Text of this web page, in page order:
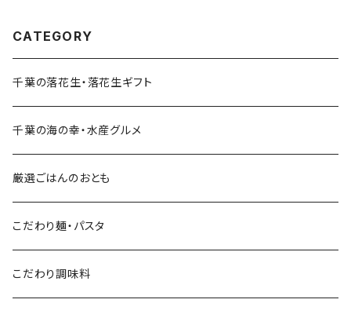
CATEGORY
千葉の落花生・落花生ギフト
千葉の海の幸・水産グルメ
厳選ごはんのおとも
こだわり麺・パスタ
こだわり調味料